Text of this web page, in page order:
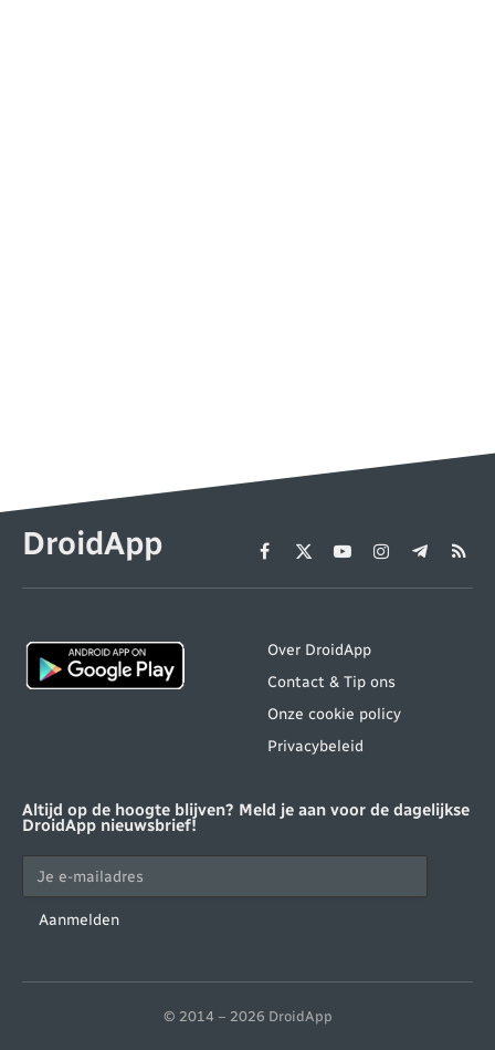
DroidApp Facebook
X
(Twitter)
YouTubeInstagram
Telegram
RSS
Over DroidApp
Contact & Tip ons
Onze cookie policy
Privacybeleid
Altijd op de hoogte blijven? Meld je aan voor de dagelijkse
DroidApp nieuwsbrief!
Aanmelden
© 2014 – 2026 DroidApp